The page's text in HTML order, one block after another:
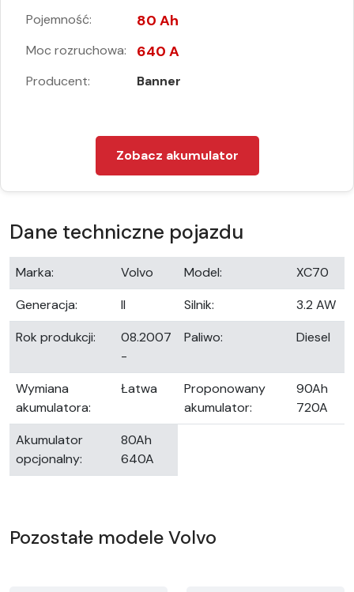
Pojemność: 80 Ah
Moc rozruchowa: 640 A
Producent: Banner
Zobacz akumulator
Dane techniczne pojazdu
Marka: Volvo Model:
XC70
Generacja:
II Silnik:
3.2 AW
Rok produkcji:
08.2007
-
Paliwo: Diesel
Wymiana
akumulatora:
Łatwa
Proponowany
akumulator:
90Ah
720A
Akumulator
opcjonalny:
80Ah
640A
Pozostałe modele Volvo